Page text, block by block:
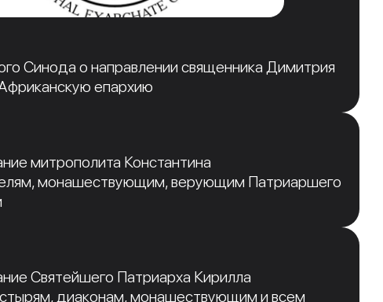
Синода о направлении священника Димитрия
епархию
митрополита Константина
монашествующим, верующим Патриаршего
Святейшего Патриарха Кирилла
диаконам, монашествующим и всем